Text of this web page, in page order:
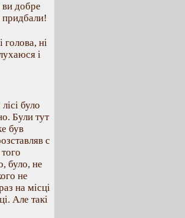
добре
придбали!
ні
і
було
Були тут
був
с
було, не
не
на місці
Але такі